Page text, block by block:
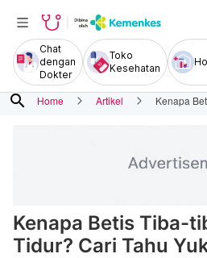
Chat
dengan
Dokter
Toko
Kesehatan
search Home Artikel Kenapa
Kenapa Betis Tiba-
Tidur? Cari Tahu